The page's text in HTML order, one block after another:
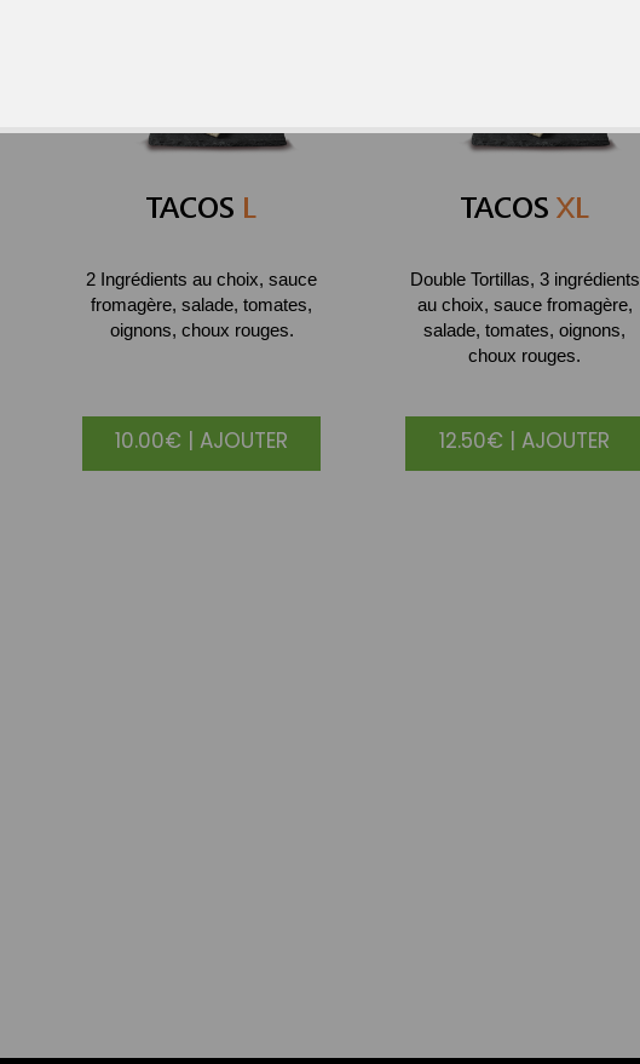
TACOS L
2 Ingrédients au choix, sauce
fromagère, salade, tomates,
oignons, choux rouges.
10.00€ | AJOUTER
TACOS XL
Double Tortillas, 3 ingrédients
au choix, sauce fromagère,
salade, tomates, oignons,
choux rouges.
12.50€ | AJOUTER